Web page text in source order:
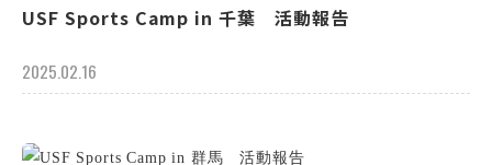
USF Sports Camp in 千葉 活動報告
2025.02.16